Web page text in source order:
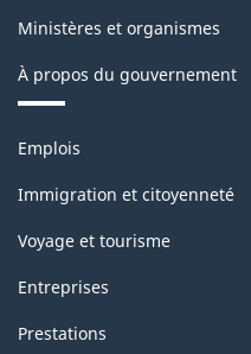
Ministères et organismes
À propos du gouvernement
Thèmes
sujets
Emplois
Immigration et citoyenneté
Voyage et tourisme
Entreprises
Prestations